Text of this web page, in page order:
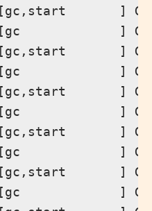
]
] GC(34)
]
] GC(38)
]
] GC(44)
]
] GC(50)
]
] GC(56)